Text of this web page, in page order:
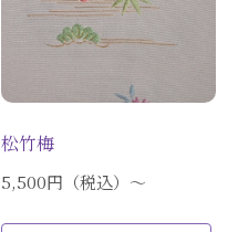
松竹梅
5,500円（税込）〜